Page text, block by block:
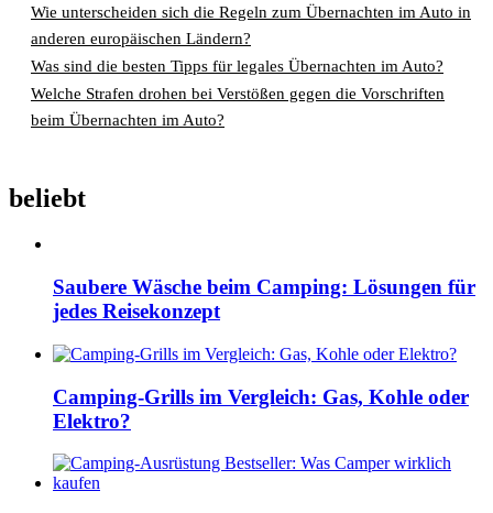
Wie unterscheiden sich die Regeln zum Übernachten im Auto in
anderen europäischen Ländern?
Was sind die besten Tipps für legales Übernachten im Auto?
Welche Strafen drohen bei Verstößen gegen die Vorschriften
beim Übernachten im Auto?
beliebt
Saubere Wäsche beim Camping: Lösungen für
jedes Reisekonzept
Camping-Grills im Vergleich: Gas, Kohle oder
Elektro?